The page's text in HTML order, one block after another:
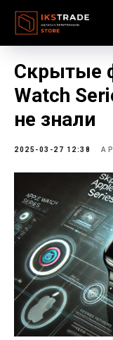
Скрытые
Watch
не знали
2025-03-27 12:38